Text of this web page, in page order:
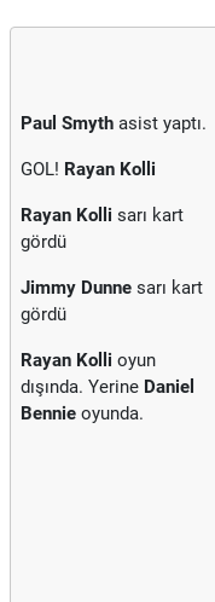
Paul Smyth asist yaptı.
GOL! Rayan Kolli
Rayan Kolli sarı kart
gördü
Jimmy Dunne sarı kart
gördü
Rayan Kolli oyun
dışında. Yerine Daniel
Bennie oyunda.